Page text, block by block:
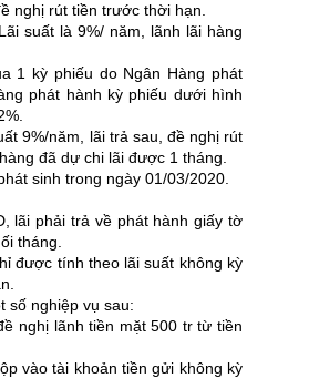
nghị rút tiền trước thời hạn.
suất là 9%/ năm, lãnh lãi hàng
1 kỳ phiếu do Ngân Hàng phát
phát hành kỳ phiếu dưới hình
9%/năm, lãi trả sau, đề nghị rút
đã dự chi lãi được 1 tháng.
sinh trong ngày 01/03/2020.
lãi phải trả về phát hành giấy tờ
tháng.
được tính theo lãi suất không kỳ
số nghiệp vụ sau:
nghị lãnh tiền mặt 500 tr từ tiền
vào tài khoản tiền gửi không kỳ